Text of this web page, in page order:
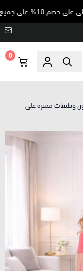
0
وطبقات مميزة على